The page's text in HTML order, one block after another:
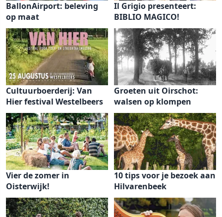
BallonAirport: beleving
op maat
Il Grigio presenteert:
BIBLIO MAGICO!
Cultuurboerderij: Van
Hier festival Westelbeers
Groeten uit Oirschot:
walsen op klompen
Vier de zomer in
Oisterwijk!
10 tips voor je bezoek aan
Hilvarenbeek